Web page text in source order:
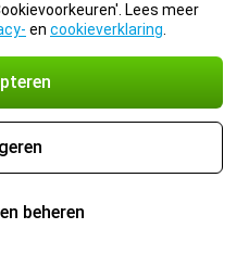
Lees meer
en cookieverklaring
beheren